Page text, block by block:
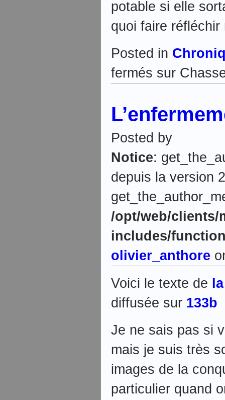
potable si elle
quoi faire réfléchir
Posted in
fermés sur
Posted by
Notice:
depuis la version
/opt/web/clients/
includes/
olivier_anthore
Voici le texte de
diffusée sur 133b
Je ne sais pas si
mais je suis très
images de la
particulier quand